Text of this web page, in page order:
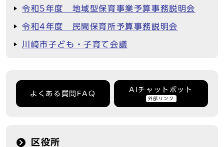
令和5年度 地域型保育事業予算事務説明会
令和4年度 民間保育所予算事務説明会
川崎市子ども・子育て会議
よくある質問FAQ
AIチャットボット
外部リンク
区役所